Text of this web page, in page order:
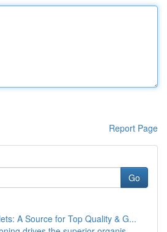
Report Page
Go
A Source for Top Quality & G...